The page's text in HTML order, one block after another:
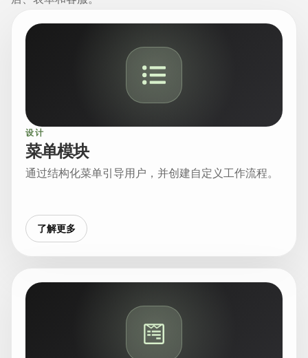
设计
菜单模块
通过结构化菜单引导用户，并创建自定义工作流程。
了解更多